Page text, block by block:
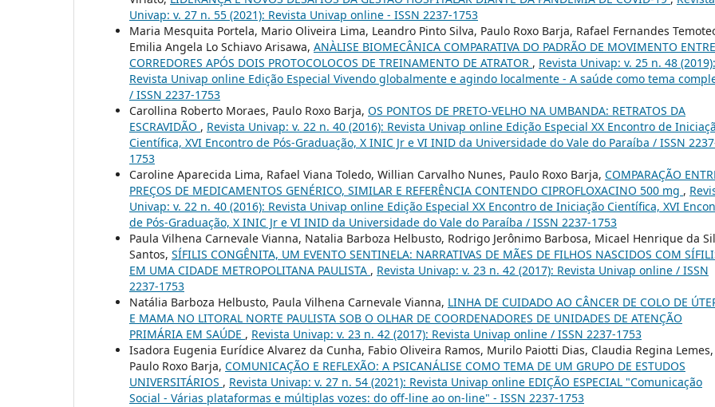
Univap: v. 27 n. 55 (2021): Revista Univap online - ISSN 2237-1753
Maria Mesquita Portela, Mario Oliveira Lima, Leandro Pinto Silva, Paulo Roxo Barja, Rafael Fernandes
Emilia Angela Lo Schiavo Arisawa, ANÀLISE BIOMECÂNICA COMPARATIVA DO PADRÃO DE MOVIMENTO ENTRE
CORREDORES APÓS DOIS PROTOCOLOCOS DE TREINAMENTO DE ATRATOR , Revista Univap: v. 25 n. 48 (2019):
Revista Univap online Edição Especial Vivendo globalmente e agindo localmente - A saúde como tema
/ ISSN 2237-1753
Carollina Roberto Moraes, Paulo Roxo Barja, OS PONTOS DE PRETO-VELHO NA UMBANDA: RETRATOS DA
ESCRAVIDÃO , Revista Univap: v. 22 n. 40 (2016): Revista Univap online Edição Especial XX Encontro de
Científica, XVI Encontro de Pós-Graduação, X INIC Jr e VI INID da Universidade do Vale do Paraíba / ISSN
1753
Caroline Aparecida Lima, Rafael Viana Toledo, Willian Carvalho Nunes, Paulo Roxo Barja, COMPARAÇÃO
PREÇOS DE MEDICAMENTOS GENÉRICO, SIMILAR E REFERÊNCIA CONTENDO CIPROFLOXACINO 500 mg ,
Univap: v. 22 n. 40 (2016): Revista Univap online Edição Especial XX Encontro de Iniciação Científica, XVI
de Pós-Graduação, X INIC Jr e VI INID da Universidade do Vale do Paraíba / ISSN 2237-1753
Paula Vilhena Carnevale Vianna, Natalia Barboza Helbusto, Rodrigo Jerônimo Barbosa, Micael Henrique da
Santos, SÍFILIS CONGÊNITA, UM EVENTO SENTINELA: NARRATIVAS DE MÃES DE FILHOS NASCIDOS COM
EM UMA CIDADE METROPOLITANA PAULISTA , Revista Univap: v. 23 n. 42 (2017): Revista Univap online / ISSN
2237-1753
Natália Barboza Helbusto, Paula Vilhena Carnevale Vianna, LINHA DE CUIDADO AO CÂNCER DE COLO DE
E MAMA NO LITORAL NORTE PAULISTA SOB O OLHAR DE COORDENADORES DE UNIDADES DE ATENÇÃO
PRIMÁRIA EM SAÚDE , Revista Univap: v. 23 n. 42 (2017): Revista Univap online / ISSN 2237-1753
Isadora Eugenia Eurídice Alvarez da Cunha, Fabio Oliveira Ramos, Murilo Paiotti Dias, Claudia Regina Lemes,
Paulo Roxo Barja, COMUNICAÇÃO E REFLEXÃO: A PSICANÁLISE COMO TEMA DE UM GRUPO DE ESTUDOS
UNIVERSITÁRIOS , Revista Univap: v. 27 n. 54 (2021): Revista Univap online EDIÇÃO ESPECIAL "Comunicação
Social - Várias plataformas e múltiplas vozes: do off-line ao on-line" - ISSN 2237-1753